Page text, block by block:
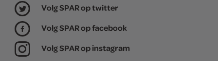
Volg SPAR op twitter
Volg SPAR op facebook
Volg SPAR op instagram